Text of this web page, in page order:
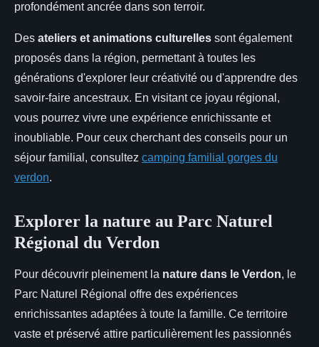
profondément ancrée dans son terroir.
Des ateliers et animations culturelles sont également
proposés dans la région, permettant à toutes les
générations d'explorer leur créativité ou d'apprendre des
savoir-faire ancestraux. En visitant ce joyau régional,
vous pourrez vivre une expérience enrichissante et
inoubliable. Pour ceux cherchant des conseils pour un
séjour familial, consultez camping familial gorges du
verdon.
Explorer la nature au Parc Naturel
Régional du Verdon
Pour découvrir pleinement la nature dans le Verdon, le
Parc Naturel Régional offre des expériences
enrichissantes adaptées à toute la famille. Ce territoire
vaste et préservé attire particulièrement les passionnés